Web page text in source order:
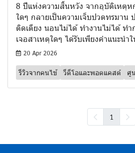
8 ปีแห่งความสิ้นหวัง จากอุบัติเหตุ
ใดๆ กลายเป็นความเจ็บปวดทรมาน
ติดเตียง นอนไม่ได้ ทำงานไม่ได้ ทำ
เจอสาเหตุใดๆ ได้รับเพียงคำแนะน
20 Apr 2026
รีวิวจากคนไข้ วีดีโอและพอดแคสต์ ศู
1